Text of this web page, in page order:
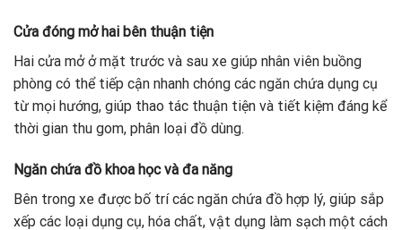
Cửa đóng mở hai bên thuận tiện
Hai cửa mở ở mặt trước và sau xe giúp nhân viên buồng
phòng có thể tiếp cận nhanh chóng các ngăn chứa dụng cụ
từ mọi hướng, giúp thao tác thuận tiện và tiết kiệm đáng kể
thời gian thu gom, phân loại đồ dùng.
Ngăn chứa đồ khoa học và đa năng
Bên trong xe được bố trí các ngăn chứa đồ hợp lý, giúp sắp
xếp các loại dụng cụ, hóa chất, vật dụng làm sạch một cách